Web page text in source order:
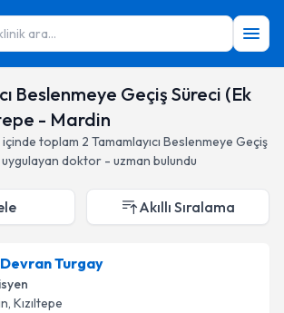
ara...
Beslenmeye Geçiş Süreci (Ek
- Mardin
içinde toplam 2 Tamamlayıcı Beslenmeye Geçiş
uygulayan doktor - uzman bulundu
Akıllı Sıralama
Turgay
, Kızıltepe